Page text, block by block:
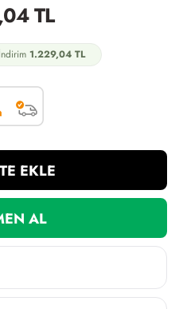
TL
1.229,04TL
EKLE
AL